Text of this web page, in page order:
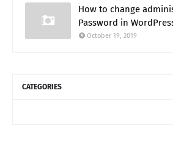
How to change
Password in
October 19, 2019
CATEGORIES